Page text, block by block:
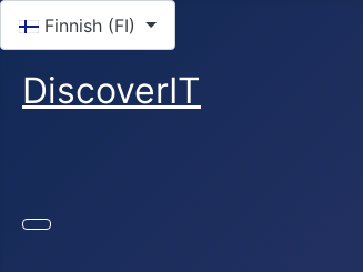
Finnish (FI)
DiscoverIT